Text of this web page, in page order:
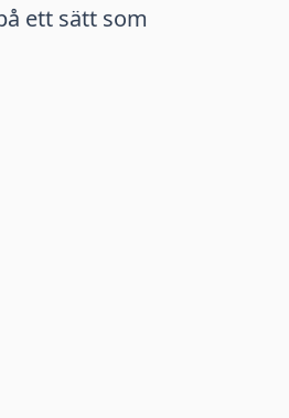
ett sätt som